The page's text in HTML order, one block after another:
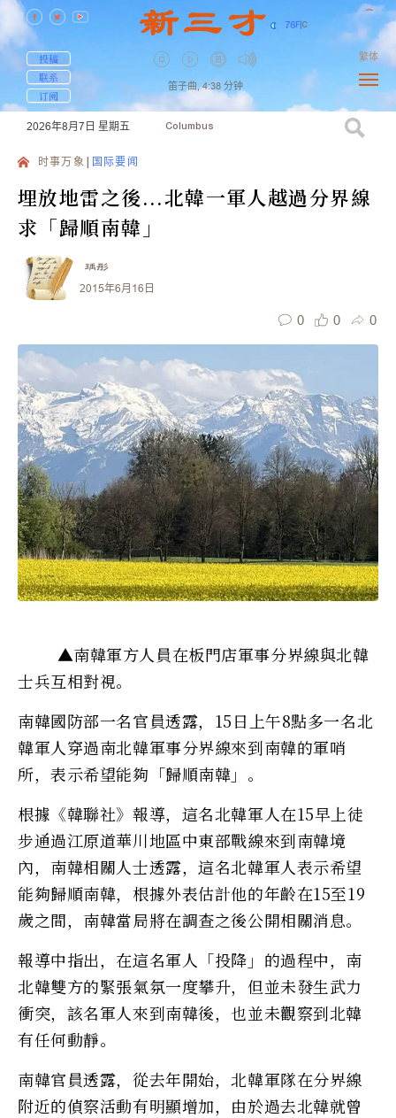
76F| C
投稿
联系
订阅
笛子曲, 4:38 分钟
繁体
2026年8月7日 星期五 Columbus
时事万象 国际要闻
埋放地雷之後...北韓一軍人越過分界線
求「歸順南韓」
瑀彤
2015年6月16日
0 0 0
▲南韓軍方人員在板門店軍事分界線與北韓
士兵互相對視。
南韓國防部一名官員透露，15日上午8點多一名北
韓軍人穿過南北韓軍事分界線來到南韓的軍哨
所，表示希望能夠「歸順南韓」。
根據《韓聯社》報導，這名北韓軍人在15早上徒
步通過江原道華川地區中東部戰線來到南韓境
內，南韓相關人士透露，這名北韓軍人表示希望
能夠歸順南韓，根據外表估計他的年齡在15至19
歲之間，南韓當局將在調查之後公開相關消息。
報導中指出，在這名軍人「投降」的過程中，南
北韓雙方的緊張氣氛一度攀升，但並未發生武力
衝突，該名軍人來到南韓後，也並未觀察到北韓
有任何動靜。
南韓官員透露，從去年開始，北韓軍隊在分界線
附近的偵察活動有明顯增加，由於過去北韓就曾